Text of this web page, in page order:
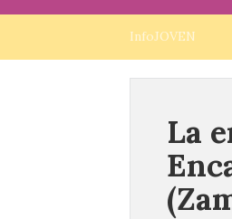
InfoJOVEN
La